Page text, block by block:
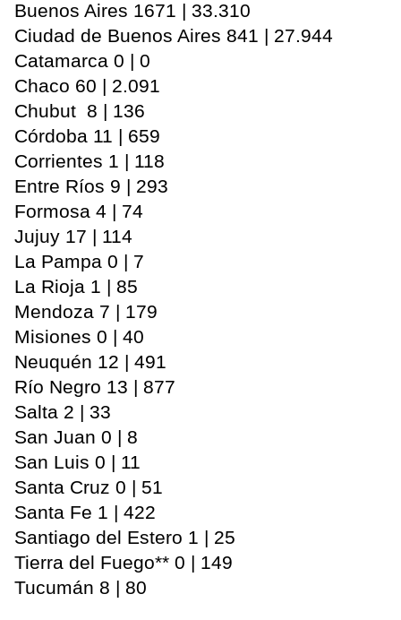
Buenos Aires 1671 | 33.310
Ciudad de Buenos Aires 841 | 27.944
Catamarca 0 | 0
Chaco 60 | 2.091
Chubut 8 | 136
Córdoba 11 | 659
Corrientes 1 | 118
Entre Ríos 9 | 293
Formosa 4 | 74
Jujuy 17 | 114
La Pampa 0 | 7
La Rioja 1 | 85
Mendoza 7 | 179
Misiones 0 | 40
Neuquén 12 | 491
Río Negro 13 | 877
Salta 2 | 33
San Juan 0 | 8
San Luis 0 | 11
Santa Cruz 0 | 51
Santa Fe 1 | 422
Santiago del Estero 1 | 25
Tierra del Fuego** 0 | 149
Tucumán 8 | 80